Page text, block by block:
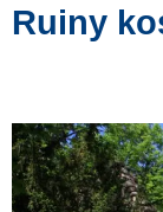
Ruiny